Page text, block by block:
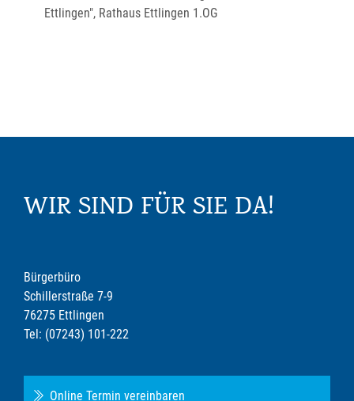
Ettlingen", Rathaus Ettlingen 1.OG
WIR SIND FÜR SIE DA!
Bürgerbüro
Schillerstraße 7-9
76275 Ettlingen
Tel: (07243) 101-222
Online Termin vereinbaren